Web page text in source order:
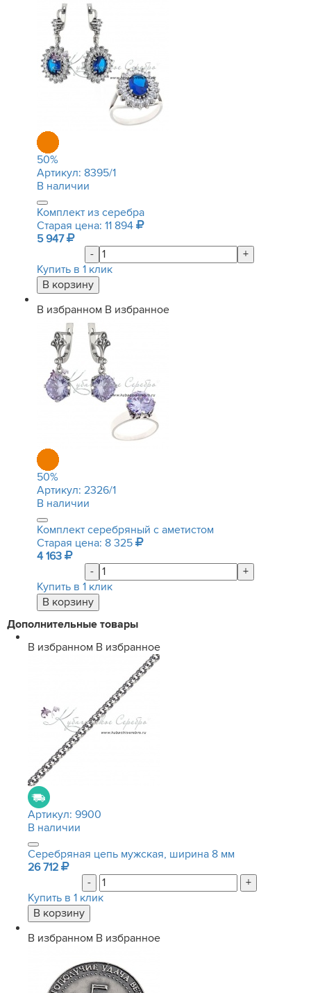
50%
Артикул: 8395/1
В наличии
Комплект из серебра
Старая цена: 11 894
5 947
-
+
Купить в 1 клик
В избранном В избранное
50%
Артикул: 2326/1
В наличии
Комплект серебряный с аметистом
Старая цена: 8 325
4 163
-
+
Купить в 1 клик
Дополнительные товары
В избранном В избранное
Артикул: 9900
В наличии
Серебряная цепь мужская, ширина 8 мм
26 712
-
+
Купить в 1 клик
В избранном В избранное